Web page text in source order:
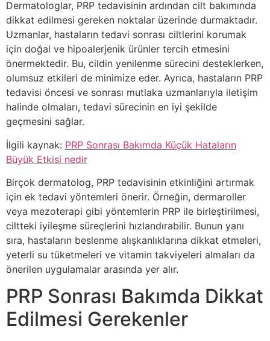
Dermatologlar, PRP tedavisinin ardından cilt bakımında
dikkat edilmesi gereken noktalar üzerinde durmaktadır.
Uzmanlar, hastaların tedavi sonrası ciltlerini korumak
için doğal ve hipoalerjenik ürünler tercih etmesini
önermektedir. Bu, cildin yenilenme sürecini desteklerken,
olumsuz etkileri de minimize eder. Ayrıca, hastaların PRP
tedavisi öncesi ve sonrası mutlaka uzmanlarıyla iletişim
halinde olmaları, tedavi sürecinin en iyi şekilde
geçmesini sağlar.
İlgili kaynak: PRP Sonrası Bakımda Küçük Hataların
Büyük Etkisi nedir
Birçok dermatolog, PRP tedavisinin etkinliğini artırmak
için ek tedavi yöntemleri önerir. Örneğin, dermaroller
veya mezoterapi gibi yöntemlerin PRP ile birleştirilmesi,
ciltteki iyileşme süreçlerini hızlandırabilir. Bunun yanı
sıra, hastaların beslenme alışkanlıklarına dikkat etmeleri,
yeterli su tüketmeleri ve vitamin takviyeleri almaları da
önerilen uygulamalar arasında yer alır.
PRP Sonrası Bakımda Dikkat
Edilmesi Gerekenler